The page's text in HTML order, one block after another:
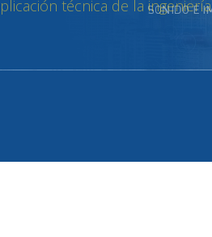
técnica de la ingeniería